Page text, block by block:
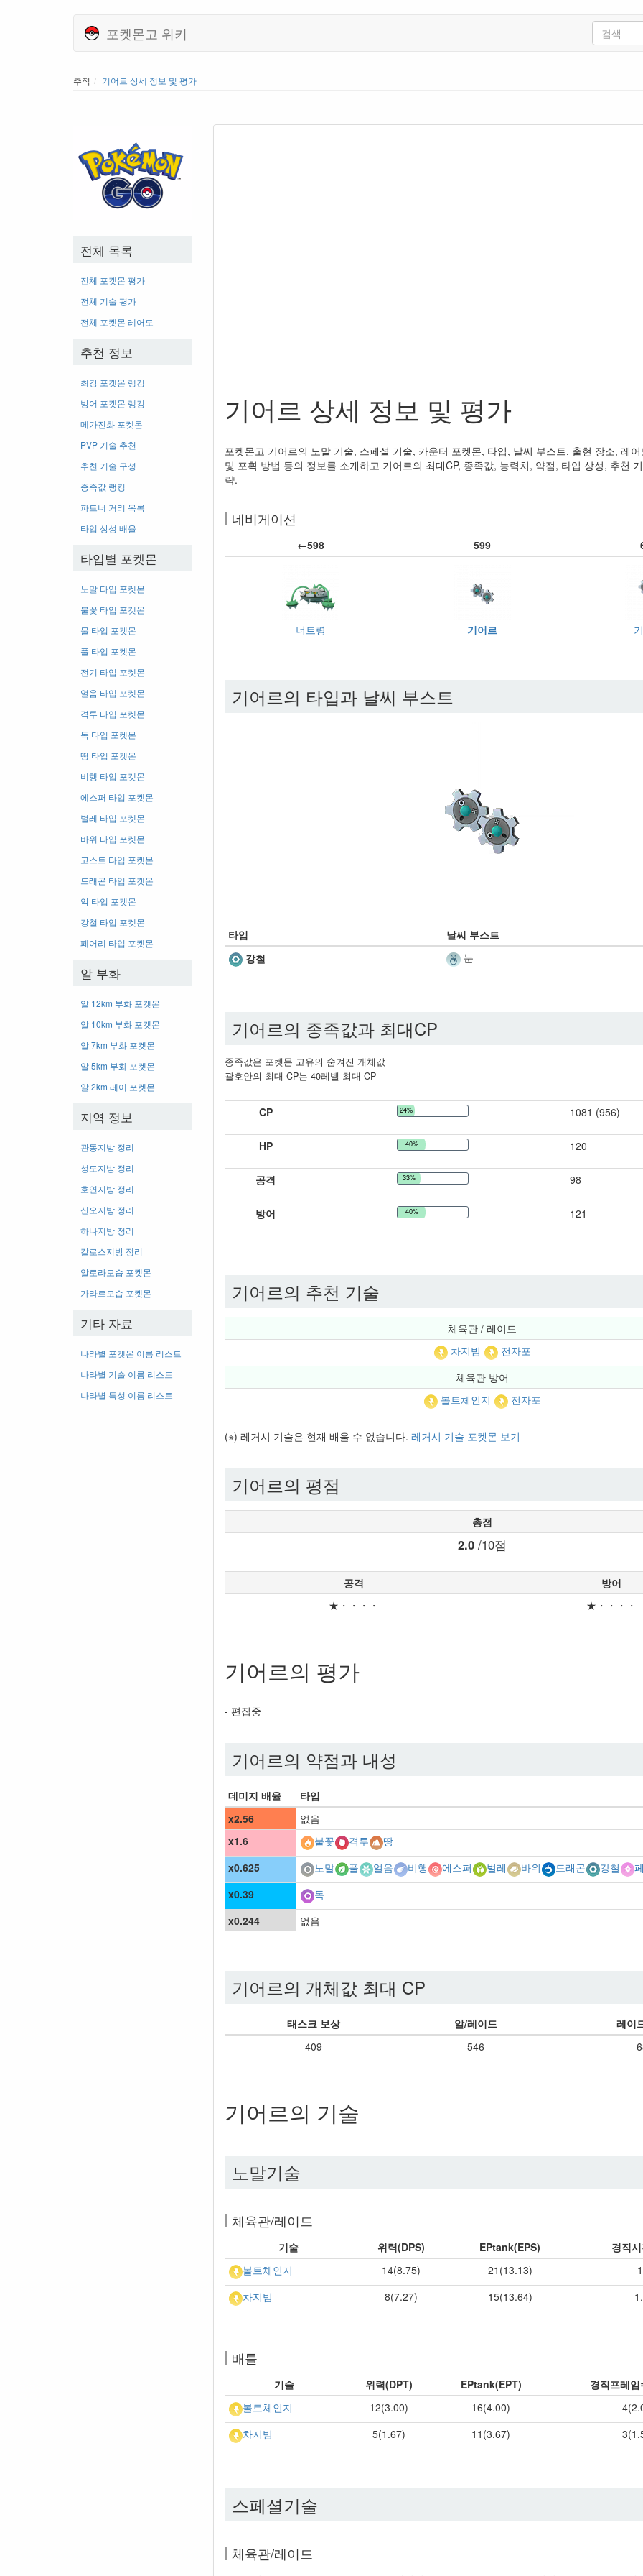
포켓몬고 위키
추적 기어르 상세 정보 및 평가
전체 목록
전체 포켓몬 평가
전체 기술 평가
전체 포켓몬 레어도
추천 정보
최강 포켓몬 랭킹
방어 포켓몬 랭킹
메가진화 포켓몬
PVP 기술 추천
추천 기술 구성
종족값 랭킹
파트너 거리 목록
타입 상성 배율
타입별 포켓몬
노말 타입 포켓몬
불꽃 타입 포켓몬
물 타입 포켓몬
풀 타입 포켓몬
전기 타입 포켓몬
얼음 타입 포켓몬
격투 타입 포켓몬
독 타입 포켓몬
땅 타입 포켓몬
비행 타입 포켓몬
에스퍼 타입 포켓몬
벌레 타입 포켓몬
바위 타입 포켓몬
고스트 타입 포켓몬
드래곤 타입 포켓몬
악 타입 포켓몬
강철 타입 포켓몬
페어리 타입 포켓몬
알 부화
알 12km 부화 포켓몬
알 10km 부화 포켓몬
알 7km 부화 포켓몬
알 5km 부화 포켓몬
알 2km 레어 포켓몬
지역 정보
관동지방 정리
성도지방 정리
호연지방 정리
신오지방 정리
하나지방 정리
칼로스지방 정리
알로라모습 포켓몬
가라르모습 포켓몬
기타 자료
나라별 포켓몬 이름 리스트
나라별 기술 이름 리스트
나라별 특성 이름 리스트
기어르 상세 정보 및 평가
포켓몬고 기어르의 노말 기술, 스페셜 기술, 카운터 포켓몬, 타입, 날씨 부스트, 출현 장소, 레
및 포획 방법 등의 정보를 소개하고 기어르의 최대CP, 종족값, 능력치, 약점, 타입 상성, 추천
략.
네비게이션
←598 599
너트령 기어르
기어르의 타입과 날씨 부스트
타입
날씨 부스트
강철
눈
기어르의 종족값과 최대CP
종족값은 포켓몬 고유의 숨겨진 개체값
괄호안의 최대 CP는 40레벨 최대 CP
CP 24% 1081 (956)
HP 40% 120
공격 33% 98
방어 40% 121
기어르의 추천 기술
체육관 / 레이드
차지빔
전자포
체육관 방어
볼트체인지
전자포
(※) 레거시 기술은 현재 배울 수 없습니다. 레거시 기술 포켓몬 보기
기어르의 평점
총점
2.0 /10점
공격
방어
★・・・・
★・・・・
기어르의 평가
- 편집중
기어르의 약점과 내성
데미지 배율
타입
x2.56
없음
x1.6
불꽃 격투
땅
x0.625
노말 풀 얼음 비행 에스퍼 벌레 바위 드래곤 강철
x0.39
독
x0.244
없음
기어르의 개체값 최대 CP
태스크 보상 알/레이드
레이
409
546
기어르의 기술
노말기술
체육관/레이드
기술 위력(DPS) EPtank(EPS)
경직
볼트체인지
14(8.75) 21(13.13)
차지빔
8(7.27) 15(13.64)
배틀
기술 위력(DPT) EPtank(EPT)
경직프레
볼트체인지
12(3.00) 16(4.00)
차지빔
5(1.67) 11(3.67)
스페셜기술
체육관/레이드